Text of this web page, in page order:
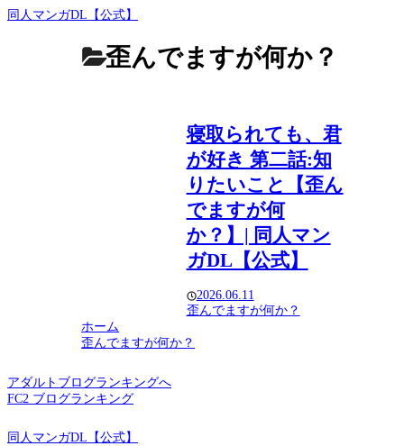
同人マンガDL【公式】
歪んでますが何か？
寝取られても、君
が好き 第二話:知
りたいこと【歪ん
でますが何
か？】| 同人マン
ガDL【公式】
2026.06.11
歪んでますが何か？
ホーム
歪んでますが何か？
アダルトブログランキングへ
FC2 ブログランキング
同人マンガDL【公式】